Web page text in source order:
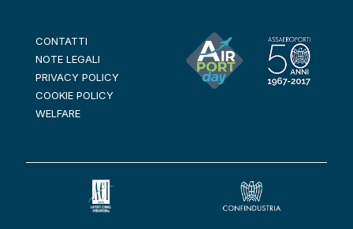
CONTATTI
NOTE LEGALI
PRIVACY POLICY
COOKIE POLICY
WELFARE